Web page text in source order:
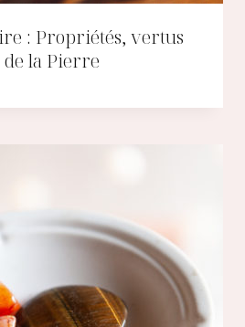
: Propriétés, vertus
la Pierre